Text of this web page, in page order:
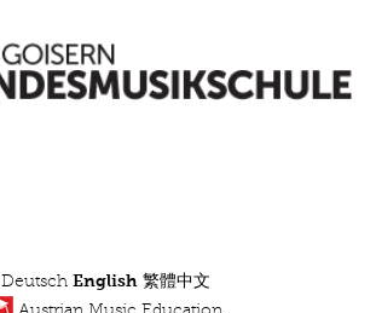
Deutsch English 繁體中文
Austrian Music Education